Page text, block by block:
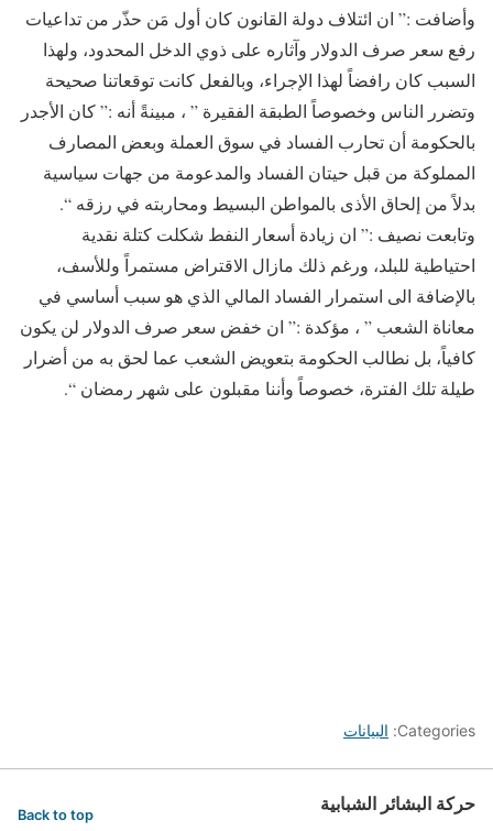
وأضافت :” ان ائتلاف دولة القانون كان أول مَن حذّر من تداعيات
رفع سعر صرف الدولار وآثاره على ذوي الدخل المحدود، ولهذا
السبب كان رافضاً لهذا الإجراء، وبالفعل كانت توقعاتنا صحيحة
وتضرر الناس وخصوصاً الطبقة الفقيرة ” ، مبينةً أنه :” كان الأجدر
بالحكومة أن تحارب الفساد في سوق العملة وبعض المصارف
المملوكة من قبل حيتان الفساد والمدعومة من جهات سياسية
بدلاً من إلحاق الأذى بالمواطن البسيط ومحاربته في رزقه “.
وتابعت نصيف :” ان زيادة أسعار النفط شكلت كتلة نقدية
احتياطية للبلد، ورغم ذلك مازال الاقتراض مستمراً وللأسف،
بالإضافة الى استمرار الفساد المالي الذي هو سبب أساسي في
معاناة الشعب ” ، مؤكدة :” ان خفض سعر صرف الدولار لن يكون
كافياً، بل نطالب الحكومة بتعويض الشعب عما لحق به من أضرار
طيلة تلك الفترة، خصوصاً وأننا مقبلون على شهر رمضان “.
Categories: البيانات
حركة البشائر الشبابية Back to top